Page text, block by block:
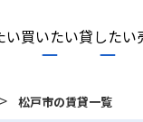
い買いたい貸したい
> 松戸市の賃貸一覧